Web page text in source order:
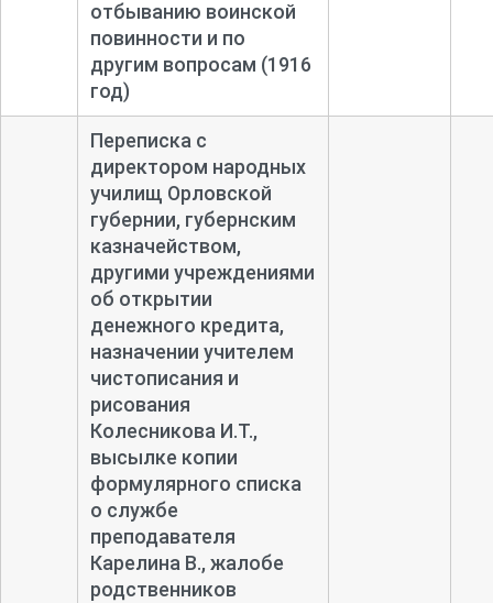
отбыванию воинской
повинности и по
другим вопросам (1916
год)
Переписка с
директором народных
училищ Орловской
губернии, губернским
казначейством,
другими учреждениями
об открытии
денежного кредита,
назначении учителем
чистописания и
рисования
Колесникова И.Т.,
высылке копии
формулярного списка
о службе
преподавателя
Карелина В., жалобе
родственников